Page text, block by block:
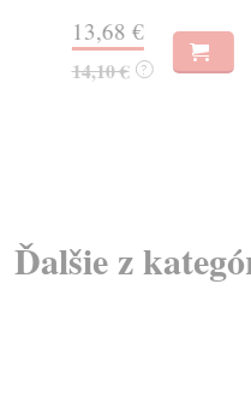
13,68 €
14,10 € ?
Ďalšie z